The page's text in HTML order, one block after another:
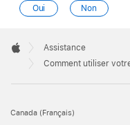
Oui Non
Footer

Apple
Assistance
Comment utiliser
Canada (Français)